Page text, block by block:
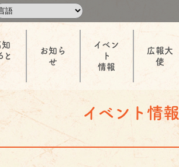
と
お知ら
せ
イベン
ト
情報
広報大
使
イベント情報